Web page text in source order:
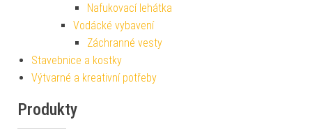
Nafukovací lehátka
Vodácké vybavení
Záchranné vesty
Stavebnice a kostky
Výtvarné a kreativní potřeby
Produkty